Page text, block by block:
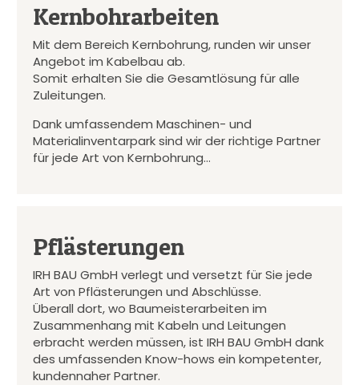
Kernbohrarbeiten
Mit dem Bereich Kernbohrung, runden wir unser
Angebot im Kabelbau ab.
Somit erhalten Sie die Gesamtlösung für alle
Zuleitungen.
Dank umfassendem Maschinen- und
Materialinventarpark sind wir der richtige Partner
für jede Art von Kernbohrung…
Pflästerungen
IRH BAU GmbH verlegt und versetzt für Sie jede
Art von Pflästerungen und Abschlüsse.
Überall dort, wo Baumeisterarbeiten im
Zusammenhang mit Kabeln und Leitungen
erbracht werden müssen, ist IRH BAU GmbH dank
des umfassenden Know-hows ein kompetenter,
kundennaher Partner.